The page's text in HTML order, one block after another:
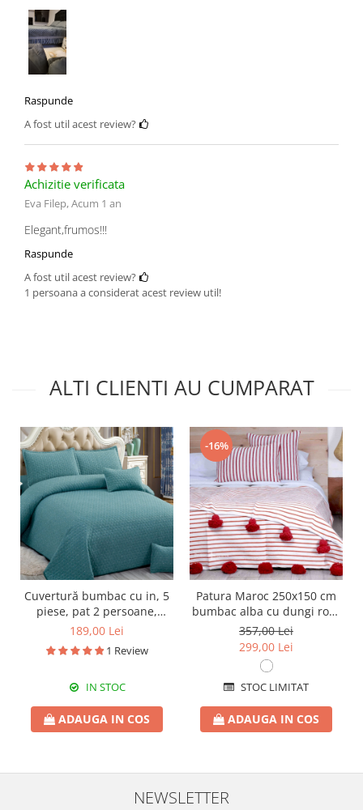
Raspunde
A fost util acest review?
Achizitie verificata
Eva Filep,Acum 1 an
Elegant,frumos!!!
Raspunde
A fost util acest review?
1 persoana a considerat acest review util!
ALTI CLIENTI AU CUMPARAT
Cuvertură bumbac cu in, 5
piese, pat 2 persoane,
220x240 cm, CBI08
189,00 Lei
1 Review
IN STOC
ADAUGA IN COS
-16%
Patura Maroc 250x150 cm
bumbac alba cu dungi rosii
tesuta manual
357,00 Lei
299,00 Lei
STOC LIMITAT
ADAUGA IN COS
NEWSLETTER